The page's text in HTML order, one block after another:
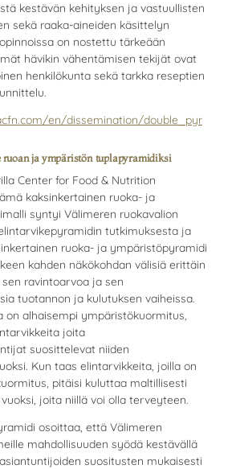
kestävän kehityksen ja vastuullisten
sekä raaka-aineiden käsittelyn
on nostettu tärkeään
hävikin vähentämisen tekijät ovat
henkilökunta sekä tarkka reseptien
en/dissemination/double_pyr
ruoan ja ympäristön tuplapyramidiksi
Center for Food & Nutrition
kaksinkertainen ruoka- ja
syntyi Välimeren ruokavalion
tutkimuksesta ja
ruoka- ja ympäristöpyramidi
kahden näkökohdan välisiä erittäin
ravintoarvoa ja sen
tuotannon ja kulutuksen vaiheissa.
on alhaisempi ympäristökuormitus,
joita
suosittelevat niiden
Kun taas elintarvikkeita, joilla on
pitäisi kuluttaa maltillisesti
joita niillä voi olla terveyteen.
osoittaa, että Välimeren
mahdollisuuden syödä kestävällä
suositusten mukaisesti